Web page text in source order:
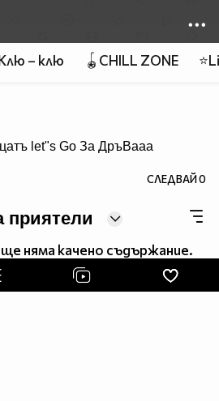
– клю 🪀CHILL ZONE
let"s Go За ДръВааа
СЛЕДВАЙ0
приятели
няма качено съдържание.